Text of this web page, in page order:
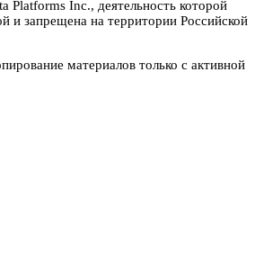
Platforms Inc., деятельность которой
и запрещена на территории Российской
материалов только с активной